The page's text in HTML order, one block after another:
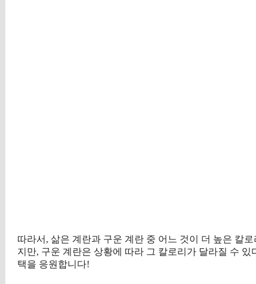
따라서, 삶은 계란과 구운 계란 중 어느 것이 더 높은 칼
지만, 구운 계란은 상황에 따라 그 칼로리가 달라질 수
택을 응원합니다!